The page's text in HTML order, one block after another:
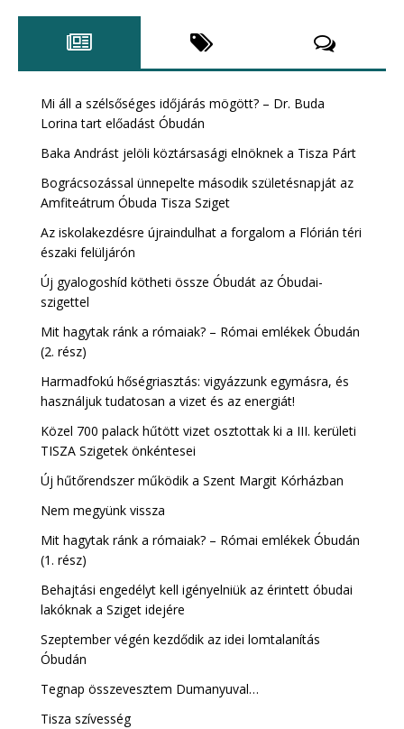
Mi áll a szélsőséges időjárás mögött? – Dr. Buda
Lorina tart előadást Óbudán
Baka Andrást jelöli köztársasági elnöknek a Tisza Párt
Bográcsozással ünnepelte második születésnapját az
Amfiteátrum Óbuda Tisza Sziget
Az iskolakezdésre újraindulhat a forgalom a Flórián téri
északi felüljárón
Új gyalogoshíd kötheti össze Óbudát az Óbudai-
szigettel
Mit hagytak ránk a rómaiak? – Római emlékek Óbudán
(2. rész)
Harmadfokú hőségriasztás: vigyázzunk egymásra, és
használjuk tudatosan a vizet és az energiát!
Közel 700 palack hűtött vizet osztottak ki a III. kerületi
TISZA Szigetek önkéntesei
Új hűtőrendszer működik a Szent Margit Kórházban
Nem megyünk vissza
Mit hagytak ránk a rómaiak? – Római emlékek Óbudán
(1. rész)
Behajtási engedélyt kell igényelniük az érintett óbudai
lakóknak a Sziget idejére
Szeptember végén kezdődik az idei lomtalanítás
Óbudán
Tegnap összevesztem Dumanyuval…
Tisza szívesség